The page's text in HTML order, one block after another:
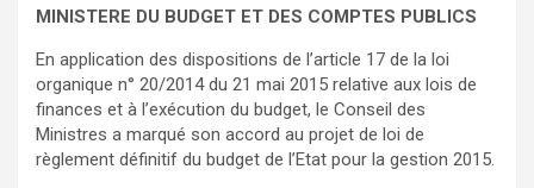
MINISTERE DU BUDGET ET DES COMPTES PUBLICS
En application des dispositions de l’article 17 de la loi
organique n° 20/2014 du 21 mai 2015 relative aux lois de
finances et à l’exécution du budget, le Conseil des
Ministres a marqué son accord au projet de loi de
règlement définitif du budget de l’Etat pour la gestion 2015.